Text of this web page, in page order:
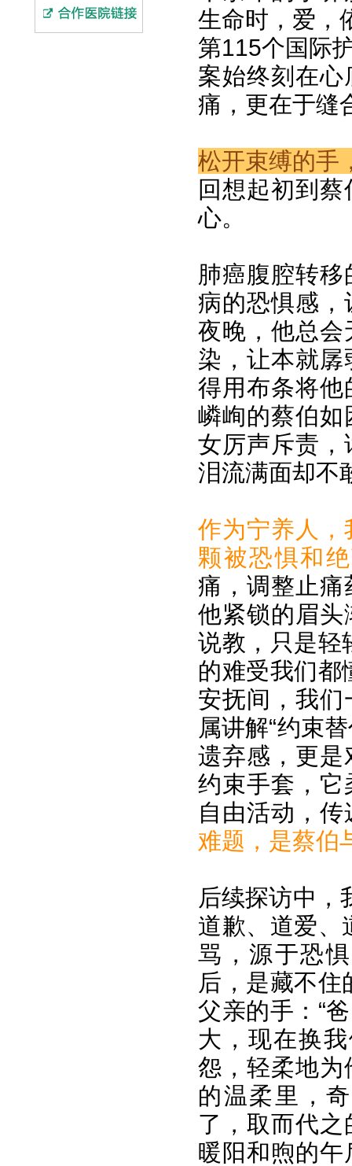
生命时，爱，
第115个国际
案始终刻在
痛，更在于缝
松开束缚的手
回想起初到
心。
肺癌腹腔转
病的恐惧感
夜晚，他总
染，让本就
得用布条将
嶙峋的蔡伯
女厉声斥责
泪流满面却不
作为宁养人
颗被恐惧和
痛，调整止
他紧锁的眉
说教，只是轻
的难受我们都
安抚间，我
属讲解“约束
遗弃感，更
约束手套，
自由活动，
难题，是蔡伯
后续探访中
道歉、道爱、
骂，源于恐
后，是藏不住
父亲的手：“
大，现在换
怨，轻柔地
的温柔里，
了，取而代
暖阳和煦的午